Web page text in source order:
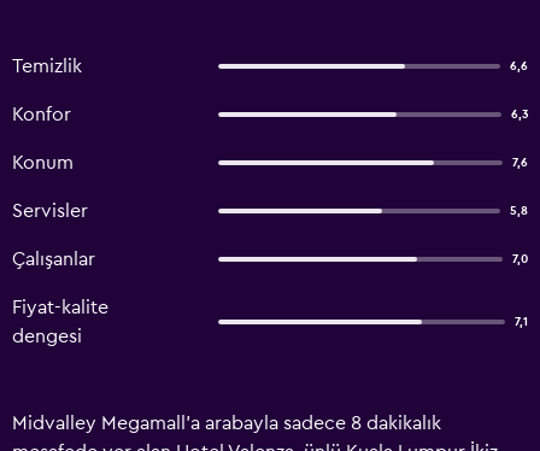
Temizlik 6,6
Konfor 6,3
Konum 7,6
Servisler 5,8
Çalışanlar 7,0
Fiyat-kalite
dengesi
7,1
Midvalley Megamall'a arabayla sadece 8 dakikalık